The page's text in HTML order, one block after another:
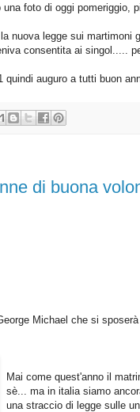
foto di oggi pomeriggio,
nuova legge sui martimoni
consentita ai singol.....
auguro a tutti buon
di buona
Michael che si
Mai come quest'anno il
sè... ma in italia siamo
una straccio di legge sulle